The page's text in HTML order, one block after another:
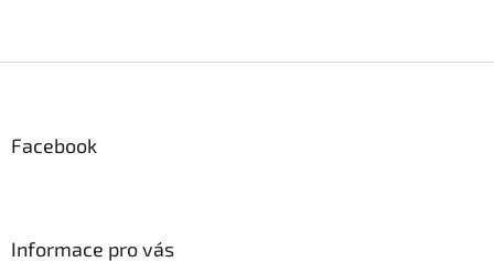
Facebook
Informace pro vás